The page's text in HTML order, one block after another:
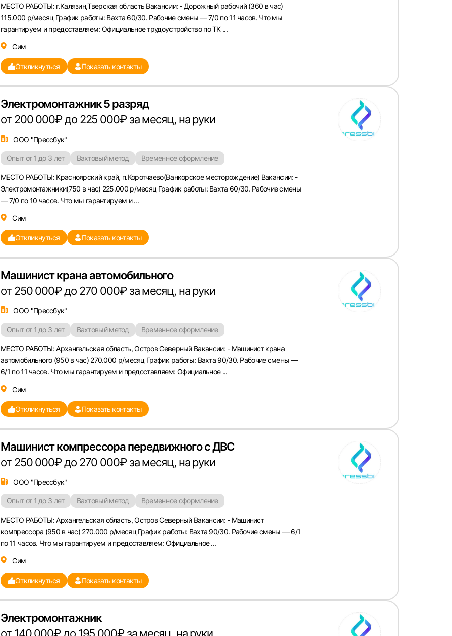
Вход по коду
МЕСТО РАБОТЫ: г.Калязин,Тверская область Вакансии: - Дорожный рабочий (360 в час)
115.000 р/месяц График работы: Вахта 60/30. Рабочие смены — 7/0 по 11 часов. Что мы
гарантируем и предоставляем: Официальное трудоустройство по ТК ...
Сим
Откликнуться Показать контакты
Электромонтажник 5 разряд
от 200 000₽ до 225 000₽ за месяц, на руки
ООО "Прессбук"
Опыт от 1 до 3 лет Вахтовый метод Временное оформление
МЕСТО РАБОТЫ: Красноярский край, п.Коротчаево(Ванкорское месторождение) Вакансии: -
Электромонтажники(750 в час) 225.000 р/месяц График работы: Вахта 60/30. Рабочие смены
— 7/0 по 10 часов. Что мы гарантируем и ...
Сим
Откликнуться Показать контакты
Машинист крана автомобильного
от 250 000₽ до 270 000₽ за месяц, на руки
ООО "Прессбук"
Опыт от 1 до 3 лет Вахтовый метод Временное оформление
МЕСТО РАБОТЫ: Архангельская область, Остров Северный Вакансии: - Машинист крана
автомобильного (950 в час) 270.000 р/месяц График работы: Вахта 90/30. Рабочие смены —
6/1 по 11 часов. Что мы гарантируем и предоставляем: Официальное ...
Сим
Откликнуться Показать контакты
Машинист компрессора передвижного с ДВС
от 250 000₽ до 270 000₽ за месяц, на руки
ООО "Прессбук"
Опыт от 1 до 3 лет Вахтовый метод Временное оформление
МЕСТО РАБОТЫ: Архангельская область, Остров Северный Вакансии: - Машинист
компрессора (950 в час) 270.000 р/месяц График работы: Вахта 90/30. Рабочие смены — 6/1
по 11 часов. Что мы гарантируем и предоставляем: Официальное ...
Сим
Откликнуться Показать контакты
Электромонтажник